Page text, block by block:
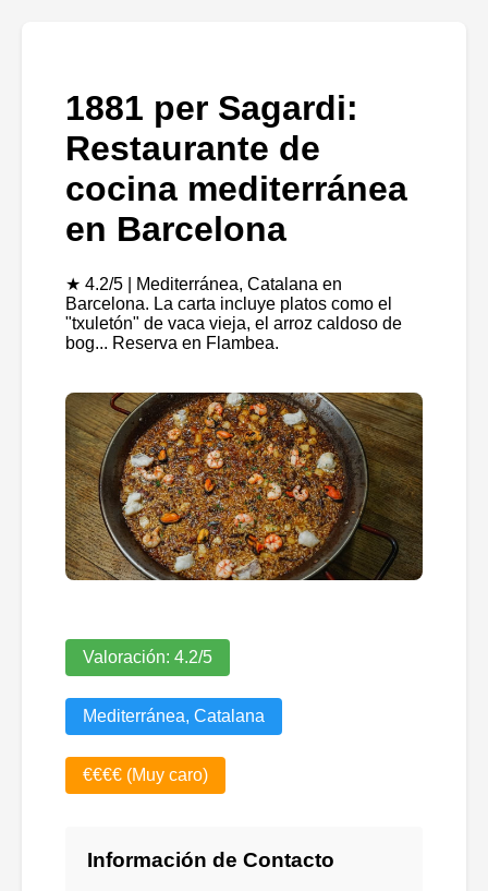
1881 per Sagardi:
Restaurante de
cocina mediterránea
en Barcelona
★ 4.2/5 | Mediterránea, Catalana en
Barcelona. La carta incluye platos como el
"txuletón" de vaca vieja, el arroz caldoso de
bog... Reserva en Flambea.
Valoración: 4.2/5
Mediterránea, Catalana
€€€€ (Muy caro)
Información de Contacto